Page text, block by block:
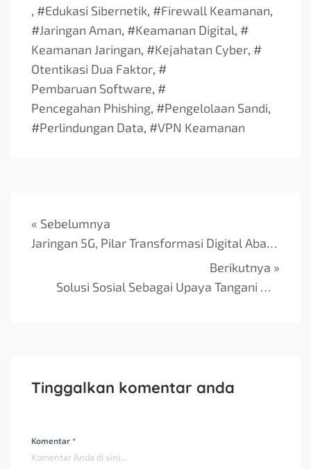
, #Edukasi Sibernetik, #Firewall Keamanan,
#Jaringan Aman, #Keamanan Digital, #
Keamanan Jaringan, #Kejahatan Cyber, #
Otentikasi Dua Faktor, #
Pembaruan Software, #
Pencegahan Phishing, #Pengelolaan Sandi,
#Perlindungan Data, #VPN Keamanan
« Sebelumnya
Jaringan 5G, Pilar Transformasi Digital Abad 21
Berikutnya »
Solusi Sosial Sebagai Upaya Tangani Masalah Komunitas
Tinggalkan komentar anda
Komentar *